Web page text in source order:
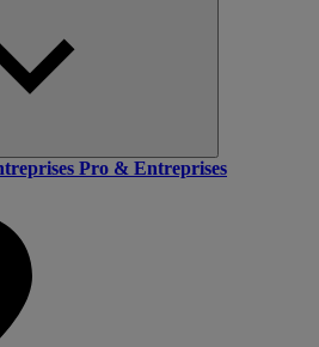
Pro & Entreprises